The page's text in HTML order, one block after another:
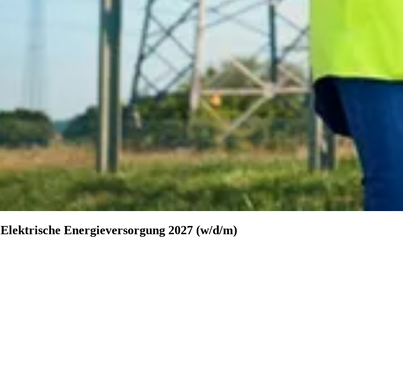
Elektrische Energieversorgung 2027 (w/​d/​m)